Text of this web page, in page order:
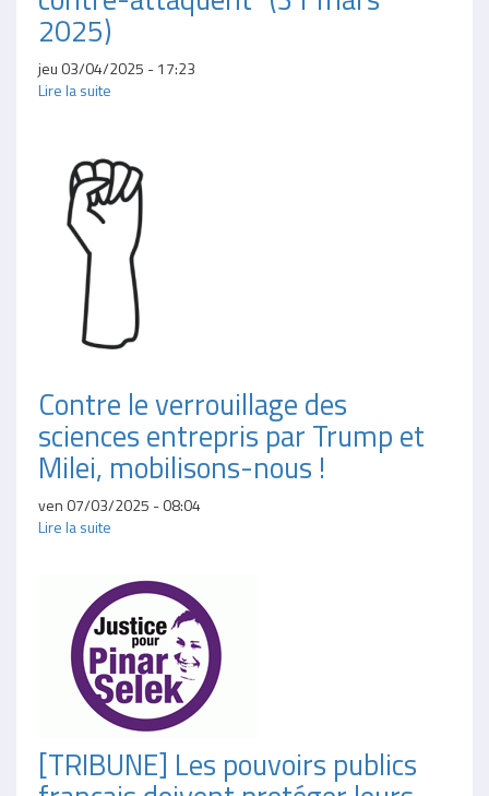
2025)
jeu 03/04/2025 - 17:23
Lire la suite
Contre le verrouillage des
sciences entrepris par Trump et
Milei, mobilisons-nous !
ven 07/03/2025 - 08:04
Lire la suite
[TRIBUNE] Les pouvoirs publics